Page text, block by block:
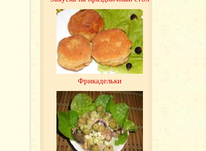
Фрикадельки